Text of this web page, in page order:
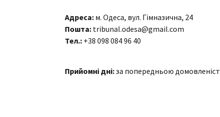
Адреса: м. Одеса, вул. Гімназична, 24
Пошта: tribunal.odesa@gmail.com
Тел.: +38 098 084 96 40
Прийомні дні:за попередньою